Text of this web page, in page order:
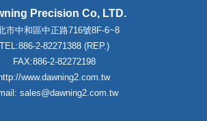
Precision Co, LTD.
市中和區中正路716號8F-6~8
TEL:886-2-82271388 (REP.)
FAX:886-2-82272198
http://www.dawning2.com.tw
sales@dawning2.com.tw